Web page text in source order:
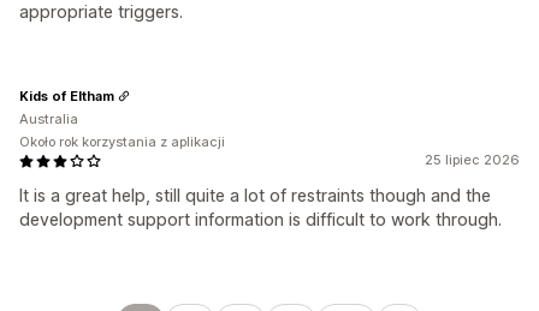
appropriate triggers.
25 lipiec 2026
It is a great help, still quite a lot of restraints though and the
development support information is difficult to work through.
Kids of Eltham
Australia
Około rok korzystania z aplikacji